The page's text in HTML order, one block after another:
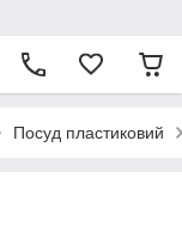
Посуд пластиковий